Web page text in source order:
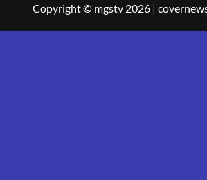
Copyright © mgstv 2026 |